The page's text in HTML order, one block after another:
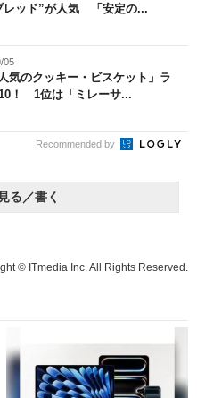
レッド”が人気 「安定の...
05
気のクッキー・ビスケット」ラ
！ 1位は「ミレーサ...
Recommended by
る／書く
© ITmedia Inc. All Rights Reserved.